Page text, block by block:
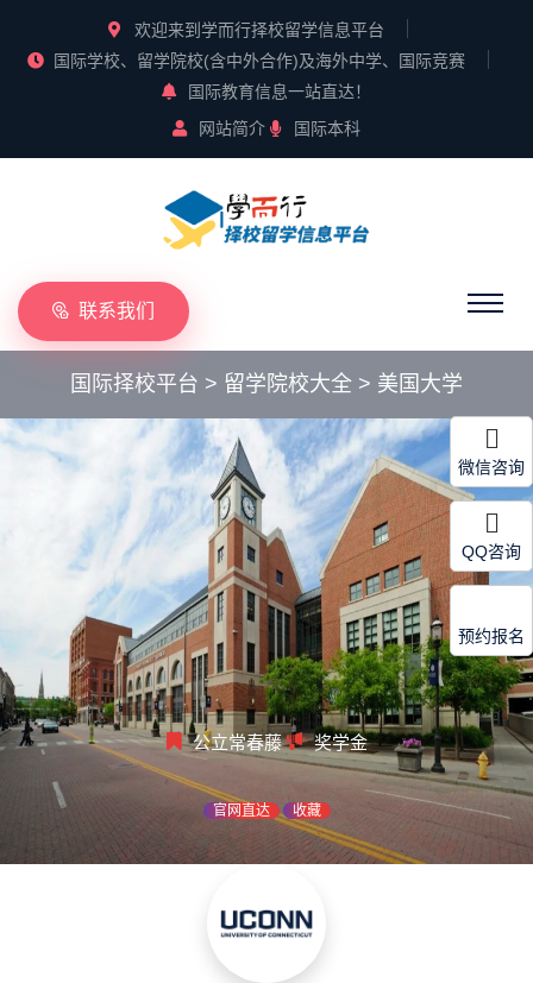
欢迎来到学而行择校留学信息平台
国际学校、留学院校(含中外合作)及海外中学、国际竞赛
国际教育信息一站直达！
网站简介
国际本科
联系我们
国际择校平台 > 留学院校大全 > 美国大学
公立常春藤 奖学金
官网直达 收藏
微信咨询
QQ咨询
预约报名